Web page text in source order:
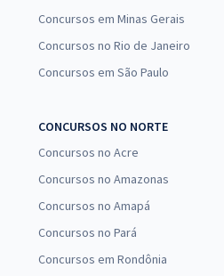
Concursos em Minas Gerais
Concursos no Rio de Janeiro
Concursos em São Paulo
CONCURSOS NO NORTE
Concursos no Acre
Concursos no Amazonas
Concursos no Amapá
Concursos no Pará
Concursos em Rondônia